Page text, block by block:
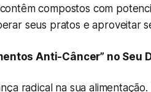
compostos com
seus pratos e aproveitar
Anti-Câncer” no Seu
radical na sua